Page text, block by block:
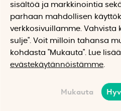
sisältöä ja markkinointia
parhaan mahdollisen
verkkosivuillamme. Vahvista
sulje". Voit milloin tahansa
kohdasta "Mukauta". Lue lisää
evästekäytännöistämme
Mukauta